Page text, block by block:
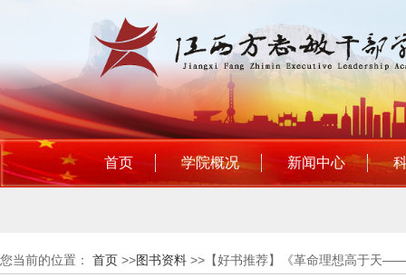
首页 学院概况 新闻中心
您当前的位置： 首页 >>图书资料 >> 【好书推荐】《革命理想高于天